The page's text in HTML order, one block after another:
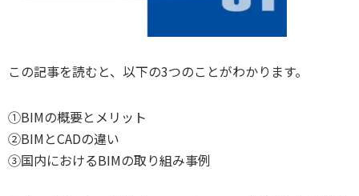
この記事を読むと、以下の3つのことがわかります。
①BIMの概要とメリット
②BIMとCADの違い
③国内におけるBIMの取り組み事例